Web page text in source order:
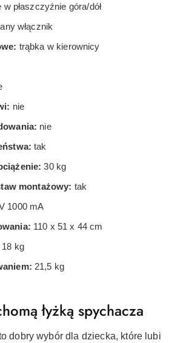
w płaszczyźnie góra/dół
włącznik
trąbka w kierownicy
nie
nie
tak
30 kg
montażowy: tak
1000 mA
110 x 51 x 44 cm
18 kg
21,5 kg
łyżką spychacza
dobry wybór dla dziecka, które lubi